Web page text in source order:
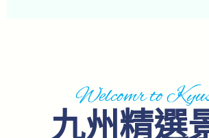
Welcomr to
九州精選